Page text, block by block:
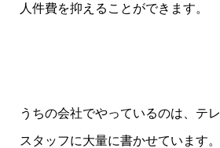
人件費を抑えることができます。
うちの会社でやっているのは、テ
スタッフに大量に書かせています。